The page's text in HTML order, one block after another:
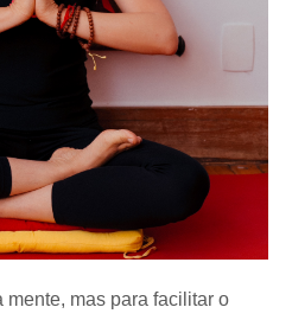
mente, mas para facilitar o